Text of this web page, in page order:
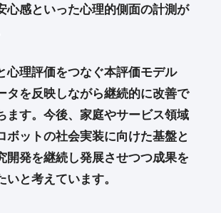
心感といった心理的側面の計測が
心理評価をつなぐ本評価モデル
タを反映しながら継続的に改善で
ます。今後、家庭やサービス領域
ボットの社会実装に向けた基盤と
開発を継続し発展させつつ成果を
と考えています。